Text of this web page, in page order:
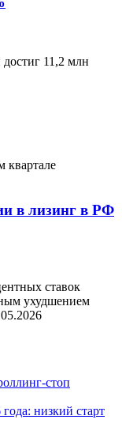
11,2 млн
квартале
в лизинг в РФ
ставок
ухудшением
стоп
низкий старт